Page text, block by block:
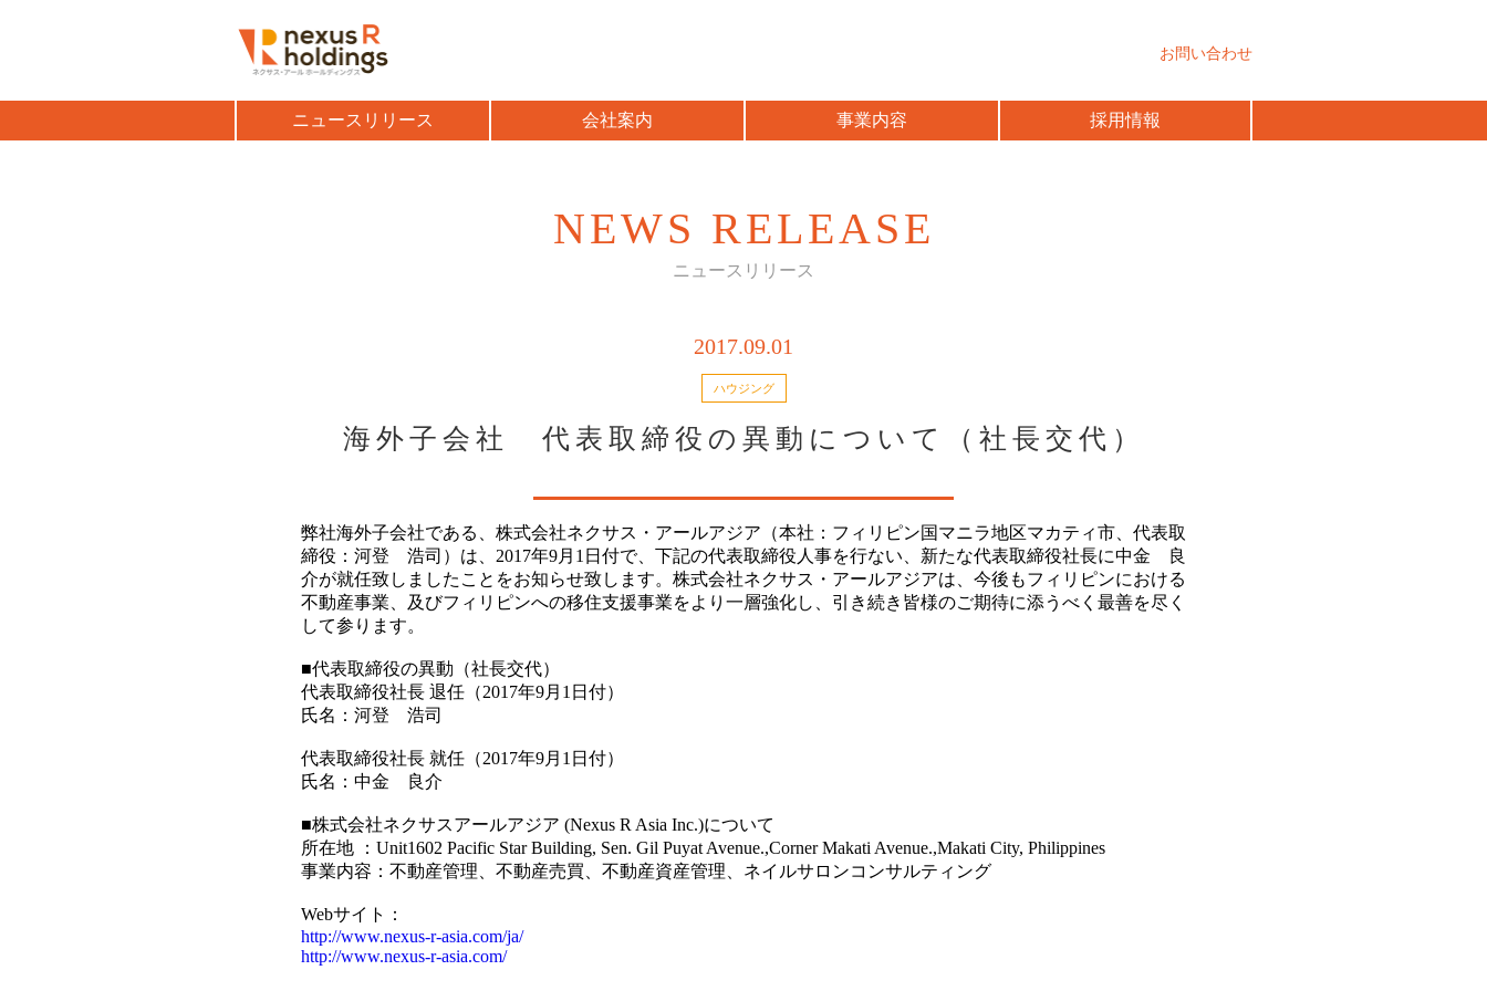
お問い合わせ
ニュースリリース 会社案内 事業内容 採用情報
NEWS RELEASE
ニュースリリース
2017.09.01
ハウジング
海外子会社 代表取締役の異動について（社長交代）
弊社海外子会社である、株式会社ネクサス・アールアジア（本社：フィリピン国マニラ地区マカティ市、代表取
締役：河登 浩司）は、2017年9月1日付で、下記の代表取締役人事を行ない、新たな代表取締役社長に中金 良
介が就任致しましたことをお知らせ致します。株式会社ネクサス・アールアジアは、今後もフィリピンにおける
不動産事業、及びフィリピンへの移住支援事業をより一層強化し、引き続き皆様のご期待に添うべく最善を尽く
して参ります。
■代表取締役の異動（社長交代）
代表取締役社長 退任（2017年9月1日付）
氏名：河登 浩司
代表取締役社長 就任（2017年9月1日付）
氏名：中金 良介
■株式会社ネクサスアールアジア (Nexus R Asia Inc.)について
所在地 ：Unit1602 Pacific Star Building, Sen. Gil Puyat Avenue.,Corner Makati Avenue.,Makati City, Philippines
事業内容：不動産管理、不動産売買、不動産資産管理、ネイルサロンコンサルティング
Webサイト：
http://www.nexus-r-asia.com/ja/
http://www.nexus-r-asia.com/